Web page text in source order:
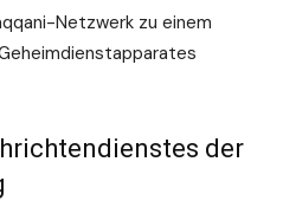
Netzwerk zu einem
der